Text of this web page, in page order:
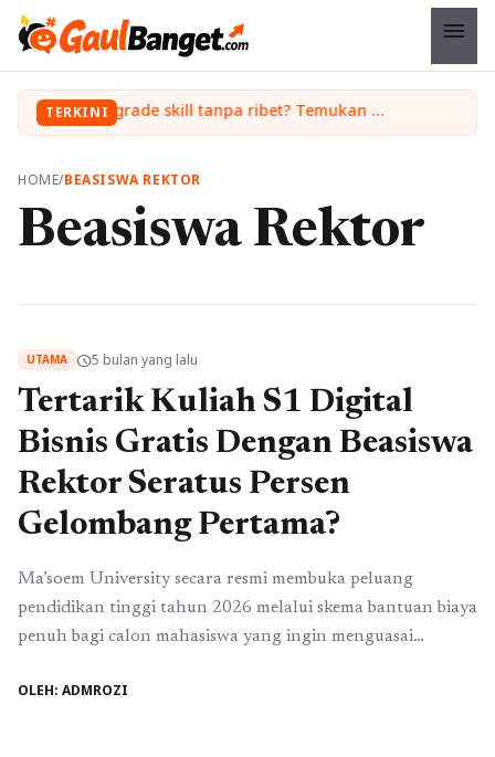
menu
TERKINI Ingin upgrade skill tanpa ribet? Temukan kelas seru dan materi lengkap hanya di YukBelajar.com. Mulai langkah suksesmu hari ini! • Mau lulus? Latih dirimu dengan ribuan soal akurat di tryout.id.
HOME/BEASISWA REKTOR
Beasiswa Rektor
UTAMA schedule5 bulan yang lalu
Tertarik Kuliah S1 Digital
Bisnis Gratis Dengan Beasiswa
Rektor Seratus Persen
Gelombang Pertama?
Ma’soem University secara resmi membuka peluang
pendidikan tinggi tahun 2026 melalui skema bantuan biaya
penuh bagi calon mahasiswa yang ingin menguasai
Digital Bisnis S1 menjadi sangat krusial karena sektor
OLEH: ADMROZI